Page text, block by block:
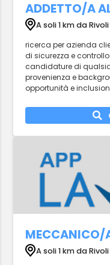
ADDETTO/A
A soli 1 km da Rivoli
ricerca per azienda
di sicurezza e
candidature di
provenienza e
opportunità e
MECCANICO/
A soli 1 km da Rivoli